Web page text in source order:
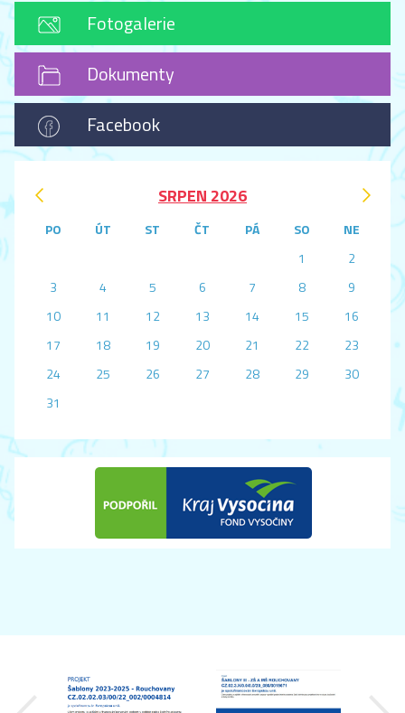
Fotogalerie
Dokumenty
Facebook
SRPEN 2026
PO ÚT ST ČT PÁ SO
NE
1
2
3
4 5 6 7 8
9
10
11 12 13 14 15
16
17
18 19 20 21 22
23
24
25 26 27 28 29
30
31